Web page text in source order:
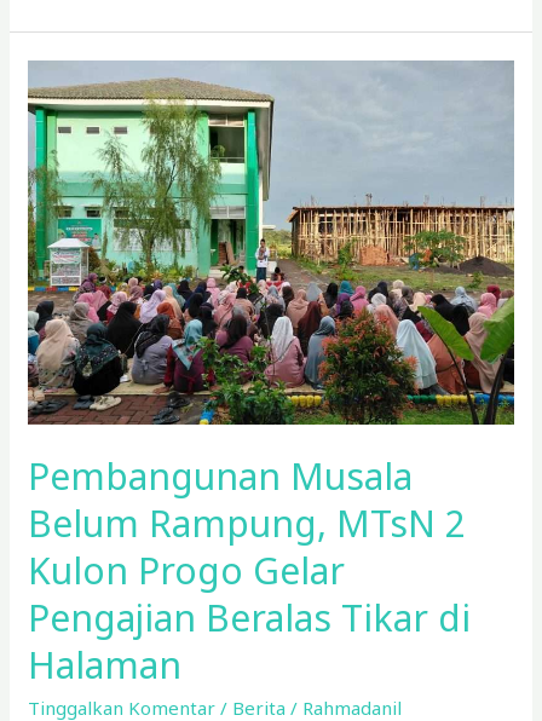
Pembangunan Musala
Belum Rampung, MTsN 2
Kulon Progo Gelar
Pengajian Beralas Tikar di
Halaman
Tinggalkan Komentar / Berita / Rahmadanil
Pembangunan
Musala
Belum
Rampung,
MTsN
2
Kulon
Progo
Gelar
Pengajian
Beralas
Tikar
di
Halaman